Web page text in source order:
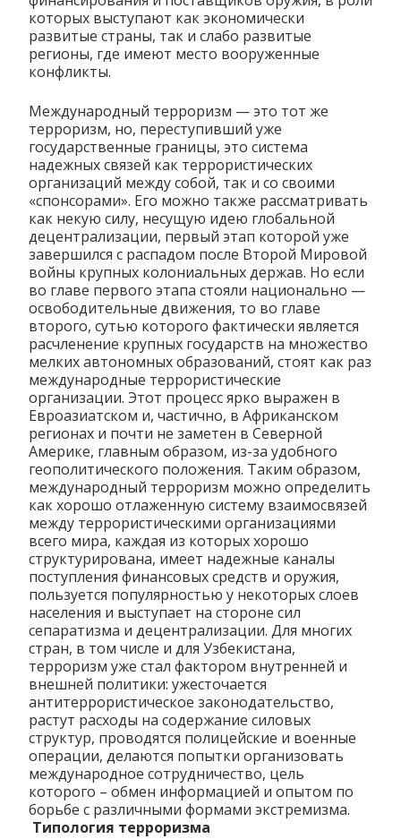
которых выступают как экономически
развитые страны, так и слабо развитые
регионы, где имеют место вооруженные
конфликты.
Международный терроризм — это тот же
терроризм, но, переступивший уже
государственные границы, это система
надежных связей как террористических
организаций между собой, так и со своими
«спонсорами». Его можно также рассматривать
как некую силу, несущую идею глобальной
децентрализации, первый этап которой уже
завершился с распадом после Второй Мировой
войны крупных колониальных держав. Но если
во главе первого этапа стояли национально —
освободительные движения, то во главе
второго, сутью которого фактически является
расчленение крупных государств на множество
мелких автономных образований, стоят как раз
международные террористические
организации. Этот процесс ярко выражен в
Евроазиатском и, частично, в Африканском
регионах и почти не заметен в Северной
Америке, главным образом, из-за удобного
геополитического положения. Таким образом,
международный терроризм можно определить
как хорошо отлаженную систему взаимосвязей
между террористическими организациями
всего мира, каждая из которых хорошо
структурирована, имеет надежные каналы
поступления финансовых средств и оружия,
пользуется популярностью у некоторых слоев
населения и выступает на стороне сил
сепаратизма и децентрализации. Для многих
стран, в том числе и для Узбекистана,
терроризм уже стал фактором внутренней и
внешней политики: ужесточается
антитеррористическое законодательство,
растут расходы на содержание силовых
структур, проводятся полицейские и военные
операции, делаются попытки организовать
международное сотрудничество, цель
которого – обмен информацией и опытом по
борьбе с различными формами экстремизма.
Типология терроризма